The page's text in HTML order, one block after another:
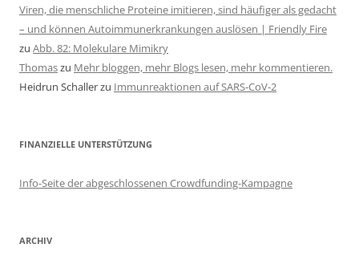
Viren, die menschliche Proteine imitieren, sind häufiger als gedacht
– und können Autoimmunerkrankungen auslösen | Friendly Fire
zu Abb. 82: Molekulare Mimikry
Thomaszu Mehr bloggen, mehr Blogs lesen, mehr kommentieren.
Heidrun Schallerzu Immunreaktionen auf SARS-CoV-2
FINANZIELLE UNTERSTÜTZUNG
Info-Seite der abgeschlossenen Crowdfunding-Kampagne
ARCHIV